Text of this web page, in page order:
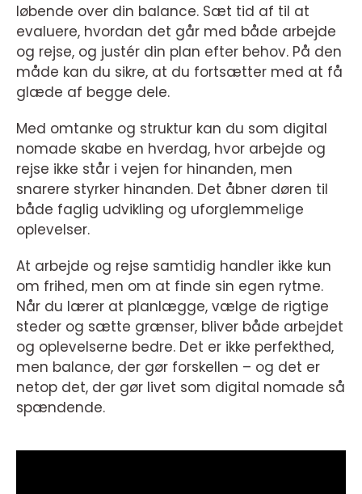
løbende over din balance. Sæt tid af til at
evaluere, hvordan det går med både arbejde
og rejse, og justér din plan efter behov. På den
måde kan du sikre, at du fortsætter med at få
glæde af begge dele.
Med omtanke og struktur kan du som digital
nomade skabe en hverdag, hvor arbejde og
rejse ikke står i vejen for hinanden, men
snarere styrker hinanden. Det åbner døren til
både faglig udvikling og uforglemmelige
oplevelser.
At arbejde og rejse samtidig handler ikke kun
om frihed, men om at finde sin egen rytme.
Når du lærer at planlægge, vælge de rigtige
steder og sætte grænser, bliver både arbejdet
og oplevelserne bedre. Det er ikke perfekthed,
men balance, der gør forskellen – og det er
netop det, der gør livet som digital nomade så
spændende.